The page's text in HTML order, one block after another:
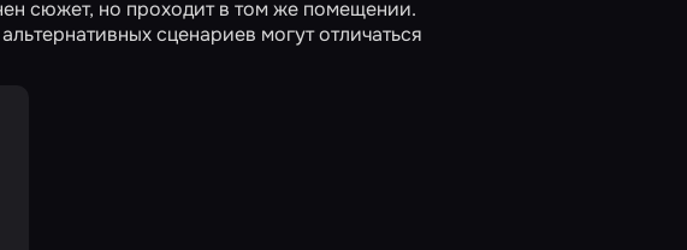
сюжет, но проходит в том же помещении.
сценариев могут отличаться